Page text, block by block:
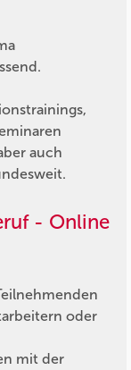
auch
- Online
oder
mit der